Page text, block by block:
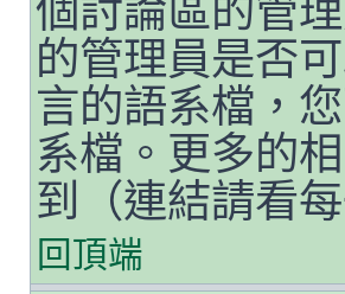
個討論區的管
的管理員是否
言的語系檔，
系檔。更多的
到（連結請看
回頂端